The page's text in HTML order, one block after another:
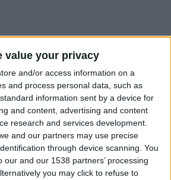
value your privacy
and/or access information on a
and process personal data, such as
information sent by a device for
and content, advertising and content
research and services development.
and our partners may use precise
through device scanning. You
our and our 1538 partners’ processing
you may click to refuse to
l’arrivée de Mika Biereth
déjà dans le viseur un autre
, les dirigeants de l’AS Monaco
Christian Kofane, qui évolue à
division espagnole, qu’il a rejoint il y a